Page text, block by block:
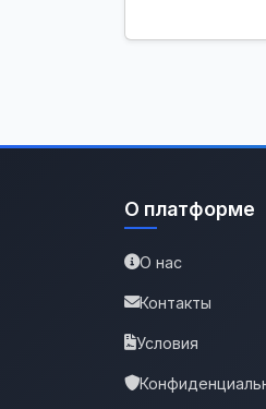
О платформе
О нас
Контакты
Условия